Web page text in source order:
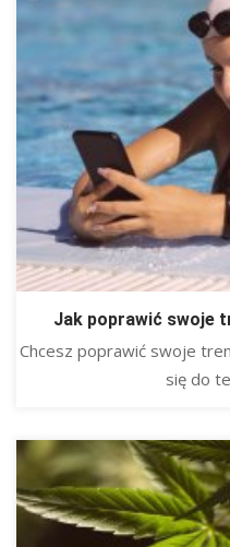
Jak poprawić swoje
Chcesz poprawić swoje
się do